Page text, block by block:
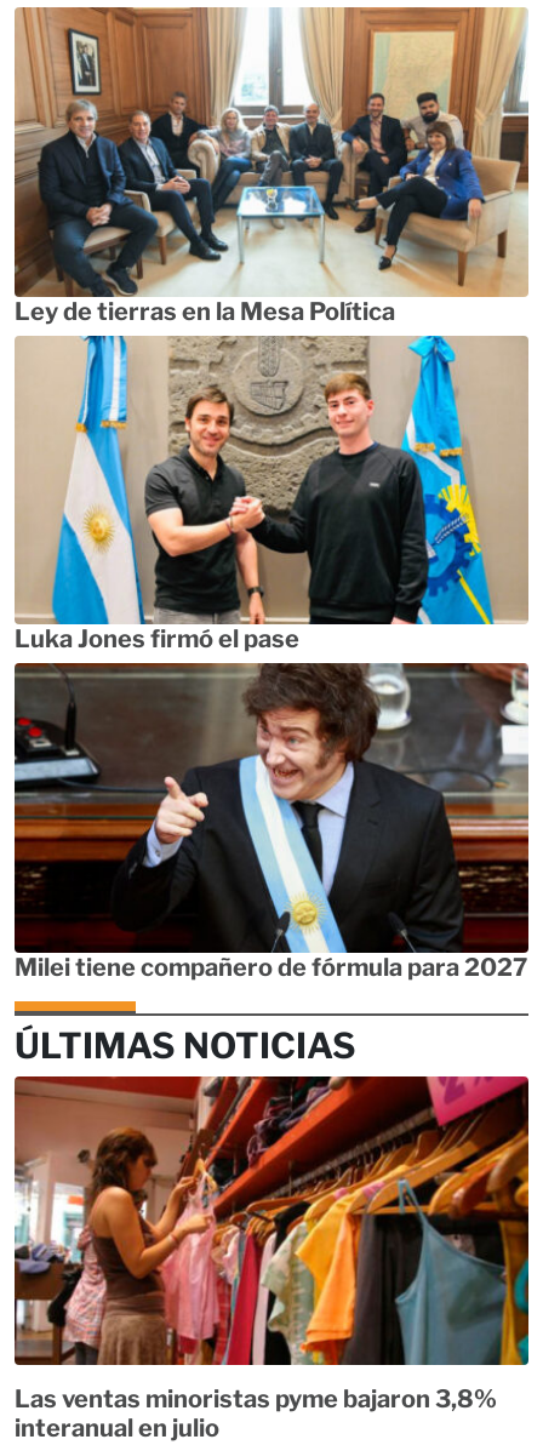
Ley de tierras en la Mesa Política
Luka Jones firmó el pase
Milei tiene compañero de fórmula para 2027
ÚLTIMAS NOTICIAS
Las ventas minoristas pyme bajaron 3,8%
interanual en julio